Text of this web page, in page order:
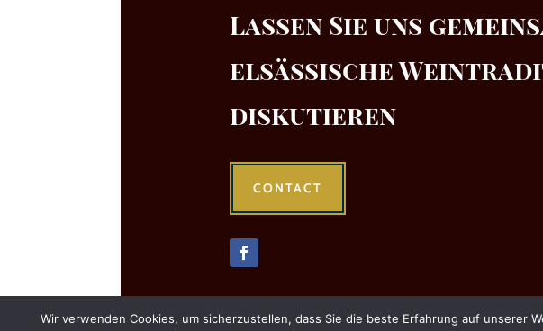
Lassen Sie uns
elsässische
diskutieren
CONTACT
Wir verwenden Cookies, um sicherzustellen, dass Sie die beste Erfahrung auf unserer